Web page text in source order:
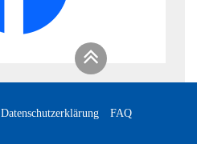
Datenschutzerklärung
FAQ